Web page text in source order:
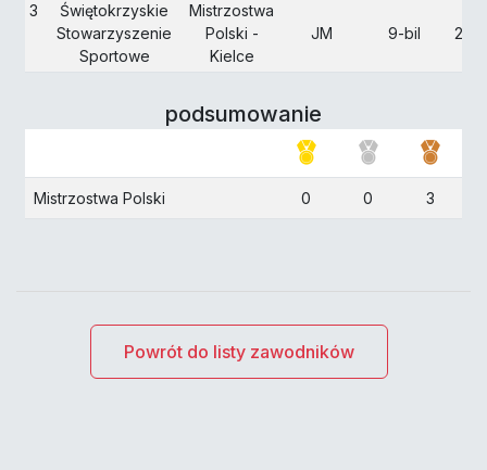
3
Świętokrzyskie
Stowarzyszenie
Sportowe
Mistrzostwa
Polski -
Kielce
JM 9-bil
podsumowanie
Mistrzostwa Polski 0 0 3
Powrót do listy zawodników